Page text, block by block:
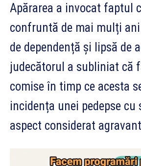
Apărarea a invocat faptul
confruntă de mai mulți
de dependență și lipsă de
judecătorul a subliniat că
comise în timp ce acesta
incidența unei pedepse cu
aspect considerat